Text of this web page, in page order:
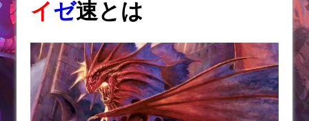
イゼ速とは